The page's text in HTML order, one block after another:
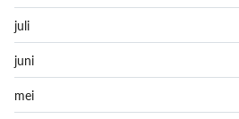
juli
juni
mei